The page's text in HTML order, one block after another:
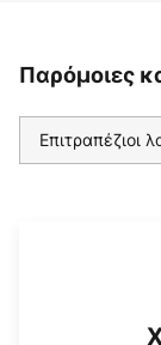
Παρόμοιες
Επιτραπέζιοι